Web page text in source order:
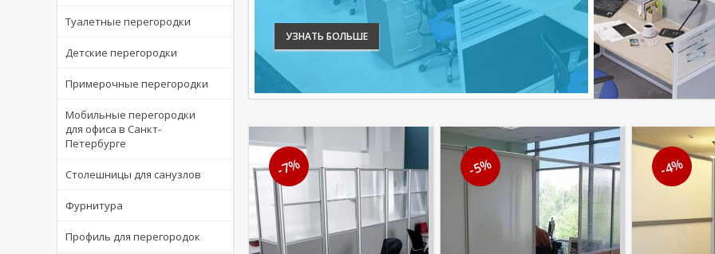
Туалетные перегородки
Детские перегородки
Примерочные перегородки
Мобильные перегородки
для офиса в Санкт-
Петербурге
Столешницы для санузлов
Фурнитура
Профиль для перегородок
УЗНАТЬ БОЛЬШЕ
-7% -5% -4%